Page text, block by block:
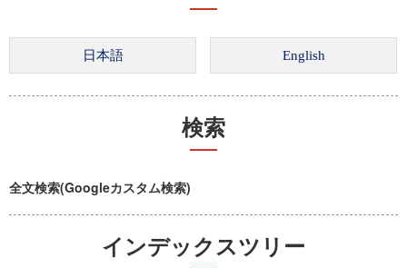
検索
全文検索(Googleカスタム検索)
インデックスツリー